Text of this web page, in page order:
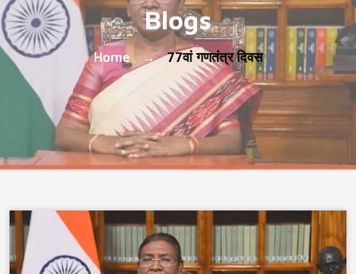
Blogs
Home → 77वां गणतंत्र दिवस